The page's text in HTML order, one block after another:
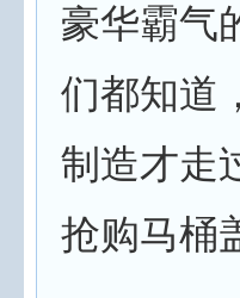
豪华霸气
们都知道
制造才走
抢购马桶